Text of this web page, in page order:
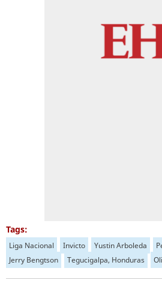
Tags:
Liga Nacional Invicto Yustin Arboleda
Jerry Bengtson
Tegucigalpa, Honduras